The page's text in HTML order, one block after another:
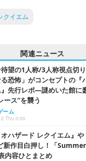
クイエム
関連ニュース
望の1人称/3人称視点切
恐怖」がコンセプトの『
先行レポ―謎めいた館に
ース”を襲う
ーム
Thu 0:00
オハザード レクイエム』
新作目白押し！「
内容ひとまとめ